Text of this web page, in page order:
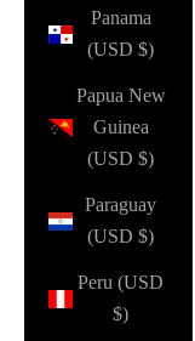
Panama
(USD $)
Papua New
Guinea
(USD $)
Paraguay
(USD $)
Peru (USD
$)